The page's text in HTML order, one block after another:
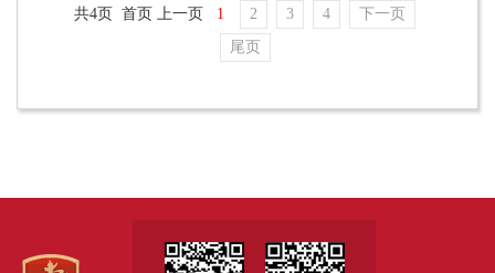
共4页 首页 上一页 1 2 3 4
下一页
尾页